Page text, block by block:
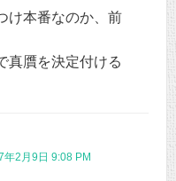
け本番なのか、前
真贋を決定付ける
年2月9日 9:08 PM